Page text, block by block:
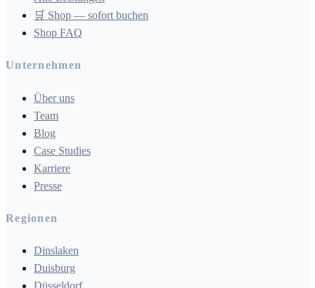
🛒 Shop — sofort buchen
Shop FAQ
Unternehmen
Über uns
Team
Blog
Case Studies
Karriere
Presse
Regionen
Dinslaken
Duisburg
Düsseldorf